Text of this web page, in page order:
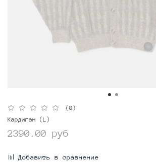
(0)
Кардиган (L)
2390.00 руб
Добавить в сравнение